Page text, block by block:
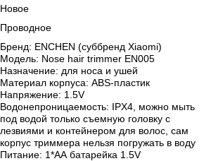
Новое
Проводное
Бренд: ENCHEN (суббренд Xiaomi)
Модель: Nose hair trimmer EN005
Назначение: для носа и ушей
Материал корпуса: ABS-пластик
Напряжение: 1.5V
Водонепроницаемость: IPX4, можно мыть
под водой только съемную головку с
лезвиями и контейнером для волос, сам
корпус триммера нельзя погружать в воду
Питание: 1*АА батарейка 1.5V